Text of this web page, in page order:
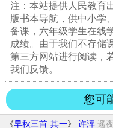
注：本站提供人民教育
版书本导航，供中小学
备课，六年级学生在线
成绩。由于我们不存储
第三方网站进行阅读，
我们反馈。
您可
《早秋三首·其一》 许浑 遥